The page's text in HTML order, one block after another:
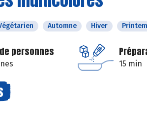
Automne Hiver
personnes
15 min